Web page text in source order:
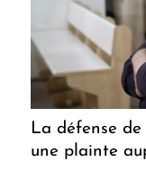
La défense
une plainte